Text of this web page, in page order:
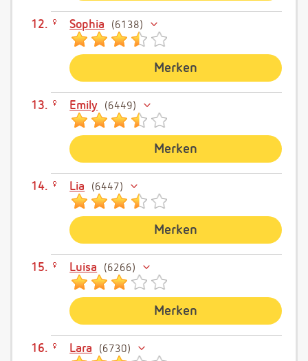
Sophia 6138
Merken
Emily 6449
Merken
Lia 6447
Merken
Luisa 6266
Merken
Lara 6730